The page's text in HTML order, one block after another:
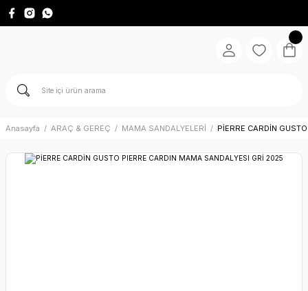
Anasayfa ARAÇ & GEREÇ MAMA SANDALYELERİ PİERRE CARDİN